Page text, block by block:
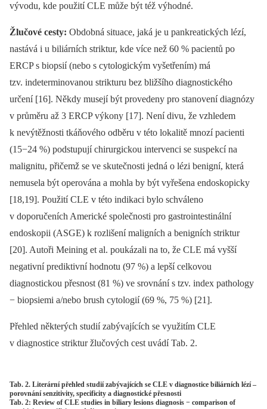
vývodu, kde použití CLE může být též výhodné.
Žlučové cesty: Obdobná situace, jaká je u pankreatických lézí,
nastává i u biliárních striktur, kde více než 60 % pacientů po
ERCP s biopsií (nebo s cytologickým vyšetřením) má
tzv. indeterminovanou strikturu bez bližšího diagnostického
určení [16]. Někdy musejí být provedeny pro stanovení diagnózy
v průměru až 3 ERCP výkony [17]. Není divu, že vzhledem
k nevýtěžnosti tkáňového odběru v této lokalitě mnozí pacienti
(15−24 %) podstupují chirurgickou intervenci se suspekcí na
malignitu, přičemž se ve skutečnosti jedná o lézi benigní, která
nemusela být operována a mohla by být vyřešena endoskopicky
[18,19]. Použití CLE v této indikaci bylo schváleno
v doporučeních Americké společnosti pro gastrointestinální
endoskopii (ASGE) k rozlišení maligních a benigních striktur
[20]. Autoři Meining et al. poukázali na to, že CLE má vyšší
negativní prediktivní hodnotu (97 %) a lepší celkovou
diagnostickou přesnost (81 %) ve srovnání s tzv. index pathology
−⁠ biopsiemi a/nebo brush cytologií (69 %, 75 %) [21].
Přehled některých studií zabývajících se využitím CLE
v diagnostice striktur žlučových cest uvádí Tab. 2.
Tab. 2. Literární přehled studií zabývajících se CLE v diagnostice biliárních lézí –
porovnání senzitivity, specificity a diagnostické přesnosti
Tab. 2: Review of CLE studies in biliary lesions diagnosis − comparison of